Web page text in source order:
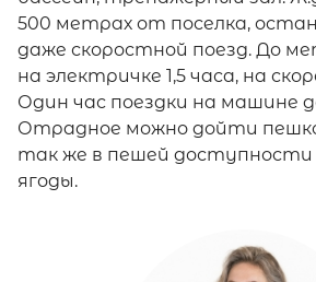
500 метрах от поселка,
даже скоростной поезд. До
на электричке 1,5 часа, на
Один час поездки на машине
Отрадное можно дойти
так же в пешей доступности
ягоды.